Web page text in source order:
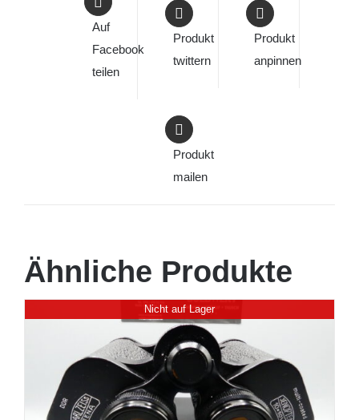
Auf
Facebook
teilen
Produkt
twittern
Produkt
anpinnen
Produkt
mailen
Ähnliche Produkte
Nicht auf Lager